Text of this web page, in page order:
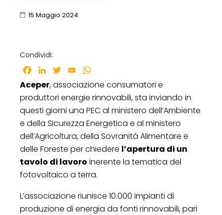
15 Maggio 2024
Condividi:
Facebook
LinkedInTwitter
Email
Aceper, associazione consumatori e
produttori energie rinnovabili, sta inviando in
questi giorni una PEC al ministero dell’Ambiente
e della Sicurezza Energetica e al ministero
dell’Agricoltura, della Sovranità Alimentare e
delle Foreste per chiedere l’apertura di un
tavolo di lavoro inerente la tematica del
fotovoltaico a terra.
L’associazione riunisce 10.000 impianti di
produzione di energia da fonti rinnovabili, pari